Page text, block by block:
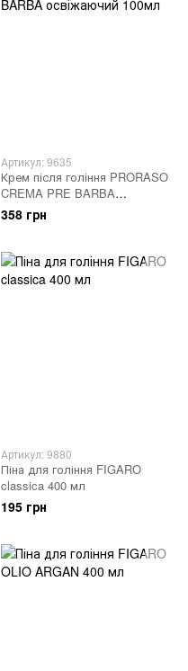
Артикул: 9635
Крем після гоління PRORASO
CREMA PRE BARBA
освіжаючий 100мл
358 грн
Артикул: 9880
Піна для гоління FIGARO
classica 400 мл
195 грн